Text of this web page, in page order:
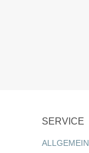
SERVICE
ALLGEMEIN